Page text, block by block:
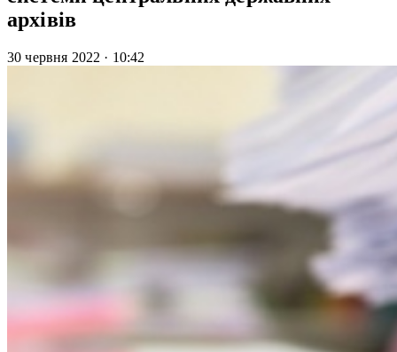
архівів
30 червня 2022 · 10:42